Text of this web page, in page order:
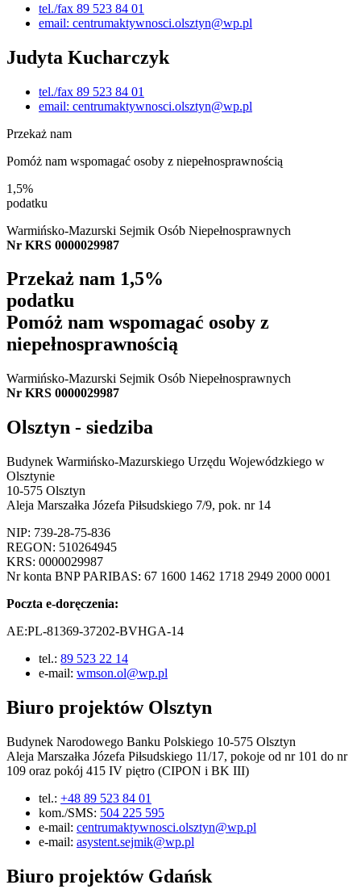
tel./fax 89 523 84 01
email: centrumaktywnosci.olsztyn@wp.pl
Judyta Kucharczyk
tel./fax 89 523 84 01
email: centrumaktywnosci.olsztyn@wp.pl
Przekaż nam
Pomóż nam wspomagać osoby z niepełnosprawnością
1,5%
podatku
Warmińsko-Mazurski Sejmik Osób Niepełnosprawnych
Nr KRS 0000029987
Przekaż nam 1,5%
podatku
Pomóż nam wspomagać osoby z
niepełnosprawnością
Warmińsko-Mazurski Sejmik Osób Niepełnosprawnych
Nr KRS 0000029987
Olsztyn - siedziba
Budynek Warmińsko-Mazurskiego Urzędu Wojewódzkiego w
Olsztynie
10-575 Olsztyn
Aleja Marszałka Józefa Piłsudskiego 7/9, pok. nr 14
NIP: 739-28-75-836
REGON: 510264945
KRS: 0000029987
Nr konta BNP PARIBAS: 67 1600 1462 1718 2949 2000 0001
Poczta e-doręczenia:
AE:PL-81369-37202-BVHGA-14
tel.: 89 523 22 14
e-mail: wmson.ol@wp.pl
Biuro projektów Olsztyn
Budynek Narodowego Banku Polskiego 10-575 Olsztyn
Aleja Marszałka Józefa Piłsudskiego 11/17, pokoje od nr 101 do nr
109 oraz pokój 415 IV piętro (CIPON i BK III)
tel.: +48 89 523 84 01
kom./SMS: 504 225 595
e-mail: centrumaktywnosci.olsztyn@wp.pl
e-mail: asystent.sejmik@wp.pl
Biuro projektów Gdańsk